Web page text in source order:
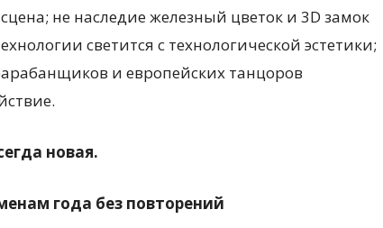
не наследие железный цветок и 3D замок
светится с технологической эстетики;
и европейских танцоров
новая.
года без повторений